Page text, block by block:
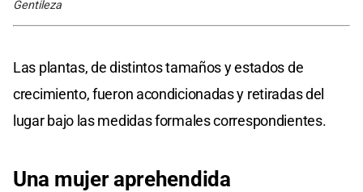
Gentileza
Las plantas, de distintos tamaños y estados de
crecimiento, fueron acondicionadas y retiradas del
lugar bajo las medidas formales correspondientes.
Una mujer aprehendida